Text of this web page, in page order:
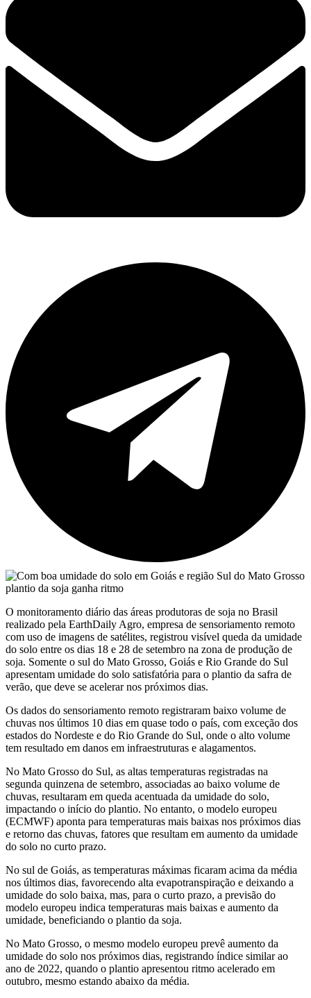
O monitoramento diário das áreas produtoras de soja no Brasil
realizado pela EarthDaily Agro, empresa de sensoriamento remoto
com uso de imagens de satélites, registrou visível queda da umidade
do solo entre os dias 18 e 28 de setembro na zona de produção de
soja. Somente o sul do Mato Grosso, Goiás e Rio Grande do Sul
apresentam umidade do solo satisfatória para o plantio da safra de
verão, que deve se acelerar nos próximos dias.
Os dados do sensoriamento remoto registraram baixo volume de
chuvas nos últimos 10 dias em quase todo o país, com exceção dos
estados do Nordeste e do Rio Grande do Sul, onde o alto volume
tem resultado em danos em infraestruturas e alagamentos.
No Mato Grosso do Sul, as altas temperaturas registradas na
segunda quinzena de setembro, associadas ao baixo volume de
chuvas, resultaram em queda acentuada da umidade do solo,
impactando o início do plantio. No entanto, o modelo europeu
(ECMWF) aponta para temperaturas mais baixas nos próximos dias
e retorno das chuvas, fatores que resultam em aumento da umidade
do solo no curto prazo.
No sul de Goiás, as temperaturas máximas ficaram acima da média
nos últimos dias, favorecendo alta evapotranspiração e deixando a
umidade do solo baixa, mas, para o curto prazo, a previsão do
modelo europeu indica temperaturas mais baixas e aumento da
umidade, beneficiando o plantio da soja.
No Mato Grosso, o mesmo modelo europeu prevê aumento da
umidade do solo nos próximos dias, registrando índice similar ao
ano de 2022, quando o plantio apresentou ritmo acelerado em
outubro, mesmo estando abaixo da média.